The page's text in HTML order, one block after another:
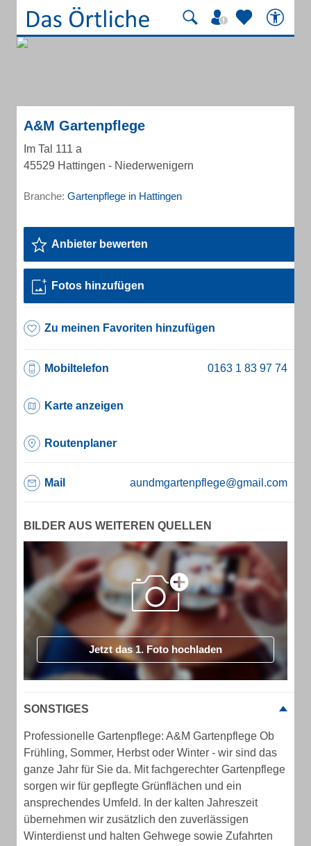
A&M Gartenpflege
Im Tal 111 a
45529 Hattingen - Niederwenigern
Branche: Gartenpflege in Hattingen
Anbieter bewerten
Fotos hinzufügen
Zu meinen Favoriten hinzufügen
Mobiltelefon
Karte anzeigen
Routenplaner
Mail aundmgartenpflege@gmail.com
BILDER AUS WEITEREN QUELLEN
Jetzt das 1. Foto hochladen
SONSTIGES
Professionelle Gartenpflege: A&M Gartenpflege Ob
Frühling, Sommer, Herbst oder Winter - wir sind das
ganze Jahr für Sie da. Mit fachgerechter Gartenpflege
sorgen wir für gepflegte Grünflächen und ein
ansprechendes Umfeld. In der kalten Jahreszeit
übernehmen wir zusätzlich den zuverlässigen
Winterdienst und halten Gehwege sowie Zufahrten